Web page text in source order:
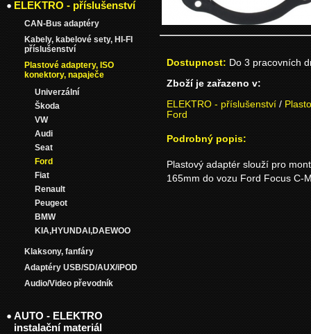
Dostupnost: Do 3 pracovních
Zboží je zařazeno v:
ELEKTRO - příslušenství /
Ford
Podrobný popis:
Plastový adaptér slouží pro
165mm do vozu Ford Focus C-
ELEKTRO - příslušenství
CAN-Bus adaptéry
Kabely, kabelové sety, HI-FI
příslušenství
Plastové adaptery, ISO
konektory, napaječe
Univerzální
Škoda
VW
Audi
Seat
Ford
Fiat
Renault
Peugeot
BMW
KIA,HYUNDAI,DAEWOO
Klaksony, fanfáry
Adaptéry USB/SD/AUX/iPOD
Audio/Video převodník
AUTO - ELEKTRO
instalační materiál